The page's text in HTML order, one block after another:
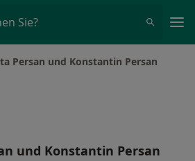
Sie?
Persan und Konstantin Persan
und Konstantin Persan